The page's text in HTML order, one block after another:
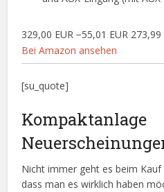
329,00 EUR −55,01 EUR 273,99
Bei Amazon ansehen
[su_quote]
Kompaktanlage
Nicht immer geht es beim
dass man es wirklich haben